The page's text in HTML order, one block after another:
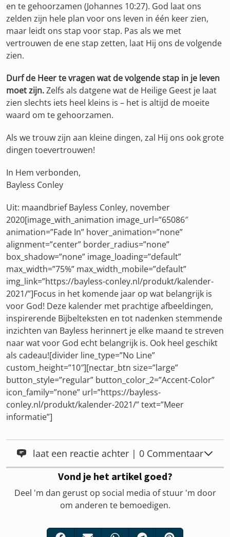
en te gehoorzamen (Johannes 10:27). God laat ons
zelden zijn hele plan voor ons leven in één keer zien,
maar leidt ons stap voor stap. Pas als we met
vertrouwen de ene stap zetten, laat Hij ons de volgende
zien.
Durf de Heer te vragen wat de volgende stap in je leven
moet zijn.Zelfs als datgene wat de Heilige Geest je laat
zien slechts iets heel kleins is – het is altijd de moeite
waard om te gehoorzamen.
Als we trouw zijn aan kleine dingen, zal Hij ons ook grote
dingen toevertrouwen!
In Hem verbonden,
Bayless Conley
Uit: maandbrief Bayless Conley, november
2020[image_with_animation image_url=”65086″
animation=”Fade In” hover_animation=”none”
alignment=”center” border_radius=”none”
box_shadow=”none” image_loading=”default”
max_width=”75%” max_width_mobile=”default”
img_link=”https://bayless-conley.nl/produkt/kalender-
2021/”]Focus in het komende jaar op wat belangrijk is
voor God! Deze kalender met prachtige afbeeldingen,
inspirerende Bijbelteksten en tot nadenken stemmende
inzichten van Bayless herinnert je elke maand te streven
naar wat voor God echt belangrijk is. Ook heel geschikt
als cadeau![divider line_type=”No Line”
custom_height=”10″][nectar_btn size=”large”
button_style=”regular” button_color_2=”Accent-Color”
icon_family=”none” url=”https://bayless-
conley.nl/produkt/kalender-2021/” text=”Meer
informatie”]
laat een reactie achter | 0 Commentaar
Vond je het artikel goed?
Deel 'm dan gerust op social media of stuur 'm door
om anderen te bemoedigen.